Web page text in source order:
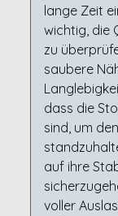
lange Zeit
wichtig, die
zu
saubere
dass die
sind, um
auf ihre
voller